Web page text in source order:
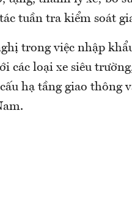
tuần tra kiểm soát
trong việc nhập
các loại xe siêu
hạ tầng giao thông